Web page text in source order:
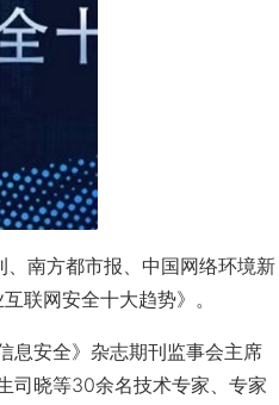
南方都市报、中国网络环境新
联网安全十大趋势》。
息安全》杂志期刊监事会主席
司晓等30余名技术专家、专家